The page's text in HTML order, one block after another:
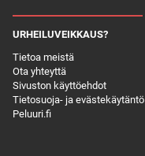
URHEILUVEIKKAUS?
Tietoa meistä
Ota yhteyttä
Sivuston käyttöehdot
Tietosuoja- ja evästekäytäntö
Peluuri.fi